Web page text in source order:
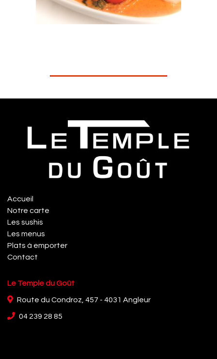
Accueil
Notre carte
Les sushis
Les menus
Plats à emporter
Contact
Le Temple du Goût
Route du Condroz, 457 - 4031 Angleur
04 239 28 85